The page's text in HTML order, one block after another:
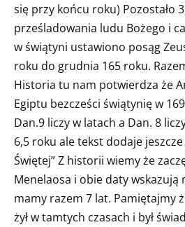
się przy końcu roku) Pozostało
prześladowania ludu Bożego i
w świątyni ustawiono posąg
roku do grudnia 165 roku.
Historia tu nam potwierdza że
Egiptu bezcześci świątynię w
Dan.9 liczy w latach a Dan. 8
6,5 roku ale tekst dodaje
Świętej” Z historii wiemy że
Menelaosa i obie daty wskazują
mamy razem 7 lat. Pamiętajmy
żył w tamtych czasach i był